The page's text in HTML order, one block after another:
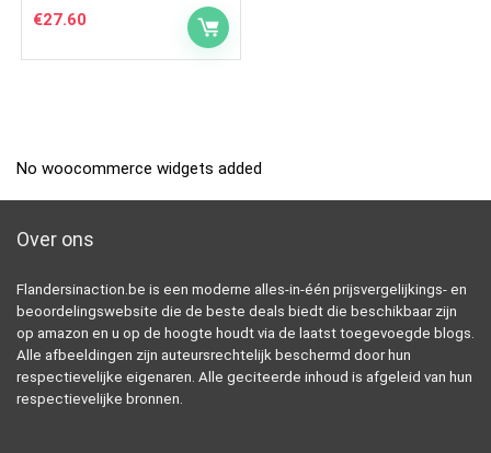
€27.60
No woocommerce widgets added
Over ons
Flandersinaction.be is een moderne alles-in-één prijsvergelijkings- en
beoordelingswebsite die de beste deals biedt die beschikbaar zijn
op amazon en u op de hoogte houdt via de laatst toegevoegde blogs.
Alle afbeeldingen zijn auteursrechtelijk beschermd door hun
respectievelijke eigenaren. Alle geciteerde inhoud is afgeleid van hun
respectievelijke bronnen.